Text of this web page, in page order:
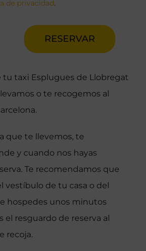
de privacidad.
RESERVAR
tu taxi Esplugues de Llobregat
o te recogemos al
que te llevemos, te
y cuando nos hayas
Te recomendamos que
vestíbulo de tu casa o del
hospedes unos minutos
el resguardo de reserva al
recoja.